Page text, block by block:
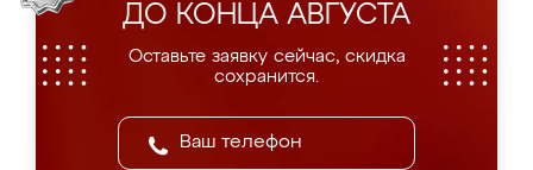
ДО КОНЦА АВГУСТА
Оставьте заявку сейчас, скидка
сохранится.